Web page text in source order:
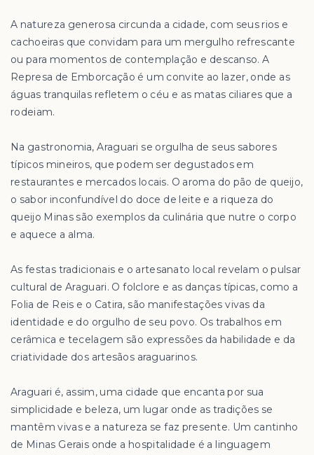
A natureza generosa circunda a cidade, com seus rios e
cachoeiras que convidam para um mergulho refrescante
ou para momentos de contemplação e descanso. A
Represa de Emborcação é um convite ao lazer, onde as
águas tranquilas refletem o céu e as matas ciliares que a
rodeiam.
Na gastronomia, Araguari se orgulha de seus sabores
típicos mineiros, que podem ser degustados em
restaurantes e mercados locais. O aroma do pão de queijo,
o sabor inconfundível do doce de leite e a riqueza do
queijo Minas são exemplos da culinária que nutre o corpo
e aquece a alma.
As festas tradicionais e o artesanato local revelam o pulsar
cultural de Araguari. O folclore e as danças típicas, como a
Folia de Reis e o Catira, são manifestações vivas da
identidade e do orgulho de seu povo. Os trabalhos em
cerâmica e tecelagem são expressões da habilidade e da
criatividade dos artesãos araguarinos.
Araguari é, assim, uma cidade que encanta por sua
simplicidade e beleza, um lugar onde as tradições se
mantêm vivas e a natureza se faz presente. Um cantinho
de Minas Gerais onde a hospitalidade é a linguagem